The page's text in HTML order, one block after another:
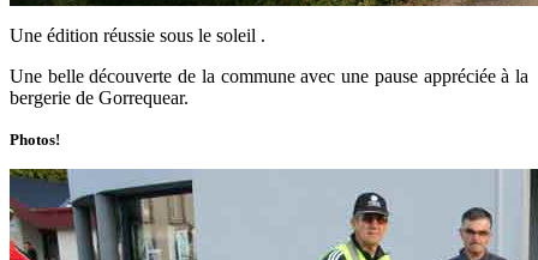
Une édition réussie sous le soleil .
Une belle découverte de la commune avec une pause appréciée à la
bergerie de Gorrequear.
Photos!